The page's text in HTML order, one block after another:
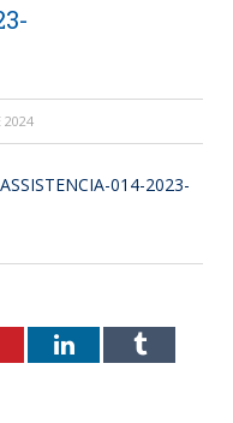
2024
014-2023-
LinkedInTumblr